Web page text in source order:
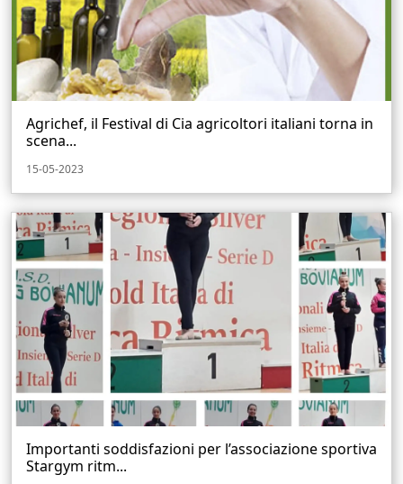
Agrichef, il Festival di Cia agricoltori italiani torna in
scena...
15-05-2023
Importanti soddisfazioni per l’associazione sportiva
Stargym ritm...